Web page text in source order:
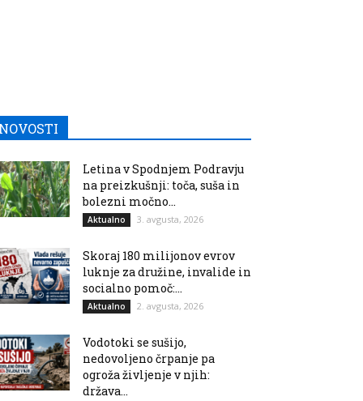
Letina v Spodnjem Podravju
na preizkušnji: toča, suša in
bolezni močno...
Aktualno 3. avgusta, 2026
Skoraj 180 milijonov evrov
luknje za družine, invalide in
socialno pomoč:...
Aktualno 2. avgusta, 2026
Vodotoki se sušijo,
nedovoljeno črpanje pa
ogroža življenje v njih:
država...